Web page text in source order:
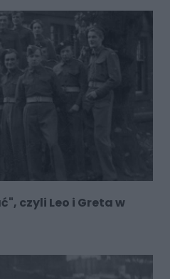
czyli Leo i Greta w